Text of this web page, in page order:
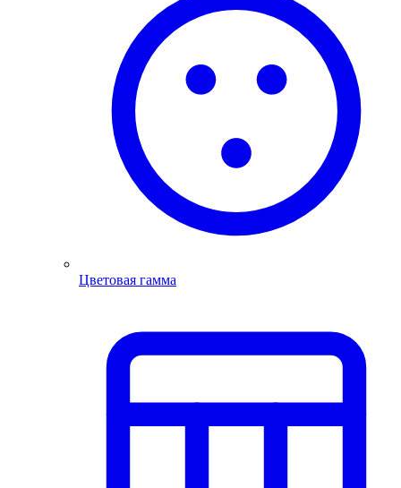
Цветовая гамма